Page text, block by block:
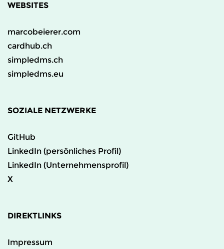
WEBSITES
marcobeierer.com
cardhub.ch
simpledms.ch
simpledms.eu
SOZIALE NETZWERKE
GitHub
LinkedIn (persönliches Profil)
LinkedIn (Unternehmensprofil)
X
DIREKTLINKS
Impressum